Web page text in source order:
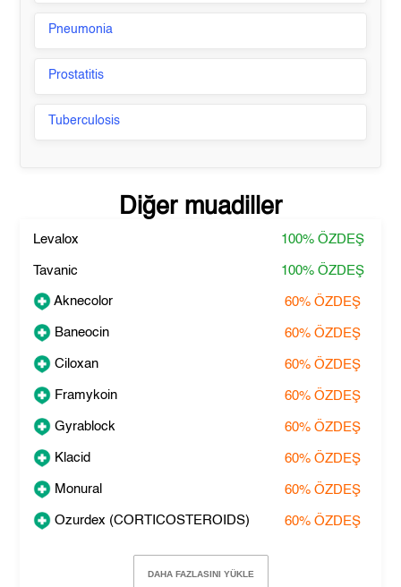
Pneumonia
Prostatitis
Tuberculosis
Diğer muadiller
Levalox 100% ÖZDEŞ
Tavanic 100% ÖZDEŞ
Aknecolor 60% ÖZDEŞ
Baneocin 60% ÖZDEŞ
Ciloxan 60% ÖZDEŞ
Framykoin 60% ÖZDEŞ
Gyrablock 60% ÖZDEŞ
Klacid 60% ÖZDEŞ
Monural 60% ÖZDEŞ
Ozurdex (CORTICOSTEROIDS) 60% ÖZDEŞ
DAHA FAZLASINI YÜKLE